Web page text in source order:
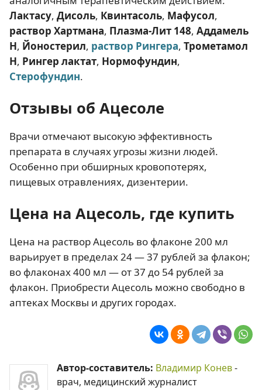
Лактасу, Дисоль, Квинтасоль, Мафусол,
раствор Хартмана, Плазма-Лит 148, Аддамель
Н, Йоностерил, раствор Рингера, Трометамол
Н, Рингер лактат, Нормофундин,
Стерофундин.
Отзывы об Ацесоле
Врачи отмечают высокую эффективность
препарата в случаях угрозы жизни людей.
Особенно при обширных кровопотерях,
пищевых отравлениях, дизентерии.
Цена на Ацесоль, где купить
Цена на раствор Ацесоль во флаконе 200 мл
варьирует в пределах 24 — 37 рублей за флакон;
во флаконах 400 мл — от 37 до 54 рублей за
флакон. Приобрести Ацесоль можно свободно в
аптеках Москвы и других городах.
Автор-составитель: Владимир Конев-
врач, медицинский журналист